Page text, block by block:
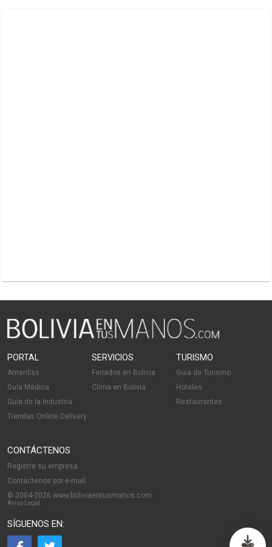
PORTAL
Amarillas
Guía Médica
Guía de la Industria
Tiendas Online Delivery
SERVICIOS
Feriados en Bolivia
Clima en Bolivia
TURISMO
Guía de Turismo
Hoteles
Restaurantes
CONTÁCTENOS
Registre su empresa
Contáctenos por e-mail
© 2004-2026 www.boliviaentusmanos.com
Aviso Legal
SÍGUENOS EN: